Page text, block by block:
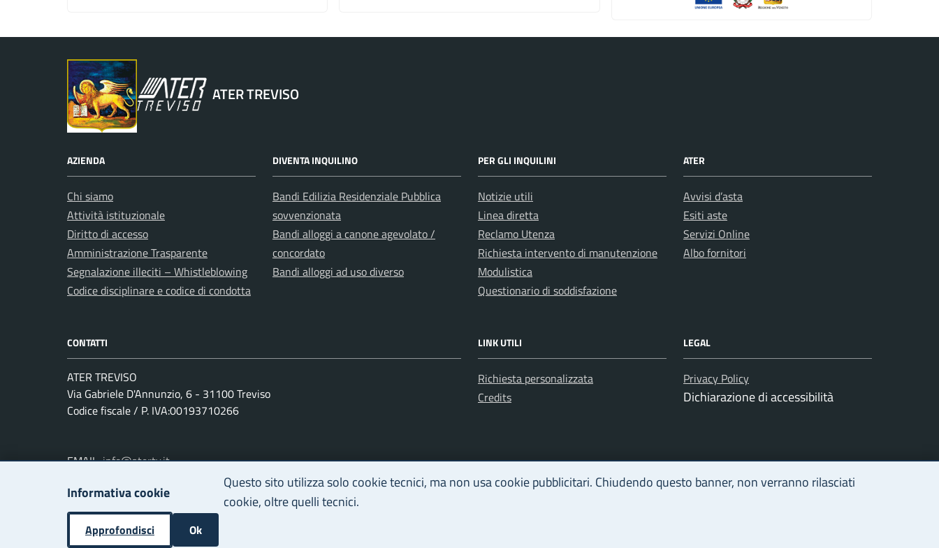
Regione Veneto
ATER TREVISO
AZIENDA
Chi siamo
Attività istituzionale
Diritto di accesso
Amministrazione Trasparente
Segnalazione illeciti – Whistleblowing
Codice disciplinare e codice di condotta
DIVENTA INQUILINO
Bandi Edilizia Residenziale Pubblica
sovvenzionata
Bandi alloggi a canone agevolato /
concordato
Bandi alloggi ad uso diverso
PER GLI INQUILINI
Notizie utili
Linea diretta
Reclamo Utenza
Richiesta intervento di manutenzione
Modulistica
Questionario di soddisfazione
ATER
Avvisi d’asta
Esiti aste
Servizi Online
Albo fornitori
CONTATTI
ATER TREVISO
Via Gabriele D'Annunzio, 6 - 31100 Treviso
Codice fiscale / P. IVA:00193710266
EMAIL:info@atertv.it
Centralino unico: +39 0422 296 411
LINK UTILI
Richiesta personalizzata
Credits
LEGAL
Privacy Policy
Dichiarazione di accessibilità
Informativa cookie
Questo sito utilizza solo cookie tecnici, ma non usa cookie pubblicitari. Chiudendo questo banner, non verranno rilasciati
cookie, oltre quelli tecnici.
Approfondisci Ok